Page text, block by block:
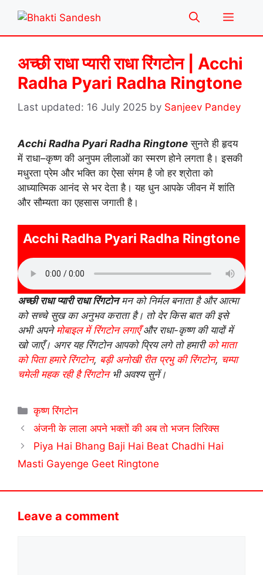
content
Menu
अच्छी राधा प्यारी राधा रिंगटोन | Acchi
Radha Pyari Radha Ringtone
16 July 2025 by Sanjeev Pandey
Acchi Radha Pyari Radha Ringtone सुनते ही हृदय
में राधा–कृष्ण की अनुपम लीलाओं का स्मरण होने लगता है। इसकी
मधुरता प्रेम और भक्ति का ऐसा संगम है जो हर श्रोता को
आध्यात्मिक आनंद से भर देता है। यह धुन आपके जीवन में शांति
और सौम्यता का एहसास जगाती है।
Acchi Radha Pyari Radha Ringtone
अच्छी राधा प्यारी राधा रिंगटोनमन को निर्मल बनाता है और आत्मा
को सच्चे सुख का अनुभव कराता है। तो देर किस बात की इसे
अभी अपनेमोबाइल में रिंगटोन लगाएँऔर राधा-कृष्ण की यादों में
खो जाएँ। अगर यह रिंगटोन आपको प्रिय लगे तो हमारीको माता
को पिता हमारे रिंगटोन, बड़ी अनोखी रीत प्रभु की रिंगटोन, चम्पा
चमेली महक रही है रिंगटोनभी अवश्य सुनें।
Categories
कृष्ण रिंगटोन
अंजनी के लाला अपने भक्तों की अब तो भजन लिरिक्स
Piya Hai Bhang Baji Hai Beat Chadhi Hai
Masti Gayenge Geet Ringtone
Leave a comment